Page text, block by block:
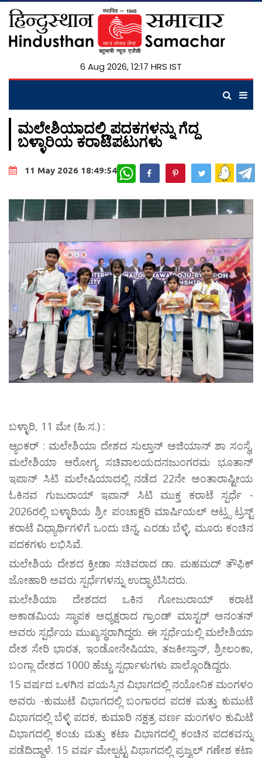
6 Aug 2026, 12:17 HRS IST
ಮಲೇಶಿಯಾದಲ್ಲಿ ಪದಕಗಳನ್ನು ಗೆದ್ದ
ಬಳ್ಳಾರಿಯ ಕರಾಟೆಪಟುಗಳು
11 May 2026 18:49:54 WhatsApp
ಬಳ್ಳಾರಿ, 11 ಮೇ (ಹಿ.ಸ.) :
ಆ್ಯಂಕರ್ : ಮಲೇಶಿಯಾ ದೇಶದ ಸುಲ್ತಾನ್ ಅಜಿಯಾನ್ ಶಾ ಸಂಸ್ಥೆ,
ಮಲೇಶಿಯಾ ಆರೋಗ್ಯ ಸಚಿವಾಲಯದನಜುಂಗರಮ ಭೂತಾನ್
ಇಪಾನ್ ಸಿಟಿ ಮಲೇಷಿಯಾದಲ್ಲಿ ನಡೆದ 22ನೇ ಅಂತಾರಾಷ್ಟೀಯ
ಓಕಿನವ ಗುಜುರಾಯ್ ಇಪಾನ್ ಸಿಟಿ ಮುಕ್ತ ಕರಾಟೆ ಸ್ಪರ್ಧೆ -
2026ರಲ್ಲಿ ಬಳ್ಳಾರಿಯ ಶ್ರೀ ಪಂಚಾಕ್ಷರಿ ಮಾರ್ಷಿಯಲ್ ಆಟ್ರ್ಸ ಟ್ರಸ್ಟ್
ಕರಾಟೆ ವಿಧ್ಯಾರ್ಥಿಗಳಿಗೆ ಒಂದು ಚಿನ್ನ, ಎರಡು ಬೆಳ್ಳಿ, ಮೂರು ಕಂಚಿನ
ಪದಕಗಳು ಲಭಿಸಿವೆ.
ಮಲೇಶಿಯ ದೇಶದ ಕ್ರೀಡಾ ಸಚಿವರಾದ ಡಾ. ಮಹಮದ್ ತೌಫಿಕ್
ಜೋಹಾರಿ ಅವರು ಸ್ಪರ್ಧೆಗಳನ್ನು ಉದ್ಘಾಟಿಸಿದರು.
ಮಲೇಶಿಯಾ ದೇಶದದ ಒಕಿನ ಗೋಜುರಾಯ್ ಕರಾಟೆ
ಅಕಾಡಮಿಯ ಸ್ಥಾಪಕ ಅಧ್ಯಕ್ಷರಾದ ಗ್ರಾಂಡ್ ಮಾಸ್ಟರ್ ಅನಂತನ್
ಅವರು ಸ್ಪರ್ಧೆಯ ಮುಖ್ಯಸ್ಥರಾಗಿದ್ದರು. ಈ ಸ್ಪರ್ಧೆಯಲ್ಲಿ ಮಲೇಶಿಯಾ
ದೇಶ ಸೇರಿ ಭಾರತ, ಇಂಡೋನೇಷಿಯಾ, ತಜಕೀಸ್ತಾನ್, ಶ್ರೀಲಂಕಾ,
ಬಂಗ್ಲಾ ದೇಶದ 1000 ಹೆಚ್ಚು ಸ್ಪರ್ಧಾಳುಗಳು ಪಾಲ್ಗೊಂಡಿದ್ದರು.
15 ವರ್ಷದ ಒಳಗಿನ ವಯಸ್ಸಿನ ವಿಭಾಗದಲ್ಲಿ ನಯೋನಿಕ ಮಂಗಳಂ
ಅವರು -ಕುಮುಟೆ ವಿಭಾಗದಲ್ಲಿ ಬಂಗಾರದ ಪದಕ ಮತ್ತು ಕುಮುಟೆ
ವಿಭಾಗದಲ್ಲಿ ಬೆಳ್ಳಿ ಪದಕ, ಕುಮಾರಿ ನಕ್ಷತ್ರ ವರ್ಣ ಮಂಗಳಂ ಕುಮಿಟೆ
ವಿಭಾಗದಲ್ಲಿ ಕಂಚು ಮತ್ತು ಕಟಾ ವಿಭಾಗದಲ್ಲಿ ಕಂಚಿನ ಪದಕವನ್ನು
ಪಡೆದಿದ್ದಾಳೆ. 15 ವರ್ಷ ಮೇಲ್ಪಟ್ಟ ವಿಭಾಗದಲ್ಲಿ ಪ್ರಜ್ವಲ್ ಗಣೇಶ ಕಟಾ